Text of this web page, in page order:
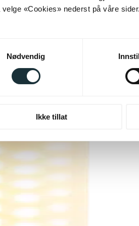
velge «Cookies» nederst på våre sider.
Nødvendig
Ikke tillat